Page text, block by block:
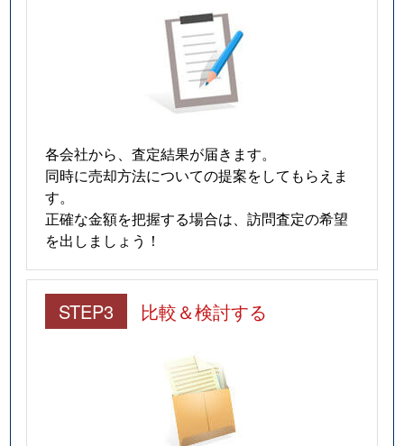
各会社から、査定結果が届きます。
同時に売却方法についての提案をしてもらえま
す。
正確な金額を把握する場合は、訪問査定の希望
を出しましょう！
STEP3 比較＆検討する